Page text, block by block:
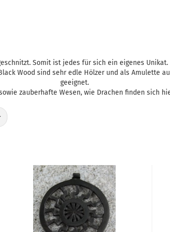
Somit ist jedes für sich ein eigenes
Wood sind sehr edle Hölzer und als Amulette
geeignet.
zauberhafte Wesen, wie Drachen finden sich